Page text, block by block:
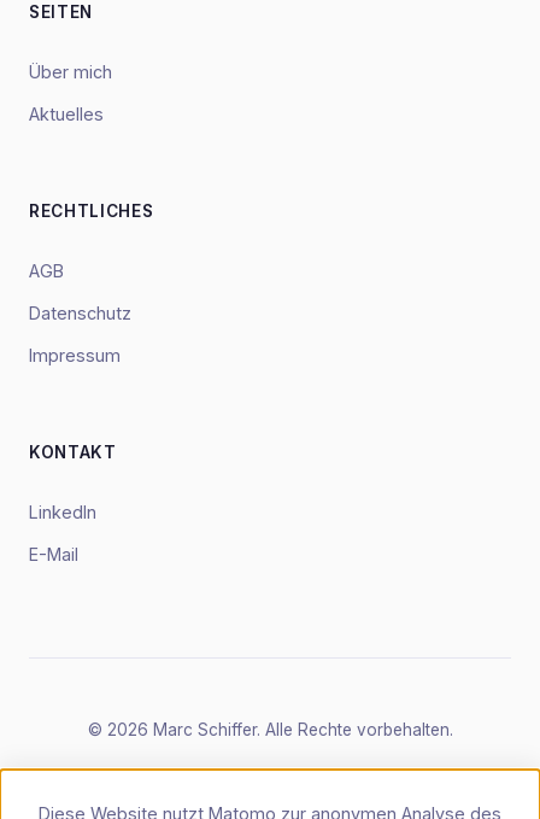
SEITEN
Über mich
Aktuelles
RECHTLICHES
AGB
Datenschutz
Impressum
KONTAKT
LinkedIn
E-Mail
© 2026 Marc Schiffer. Alle Rechte vorbehalten.
Diese Website nutzt Matomo zur anonymen Analyse des